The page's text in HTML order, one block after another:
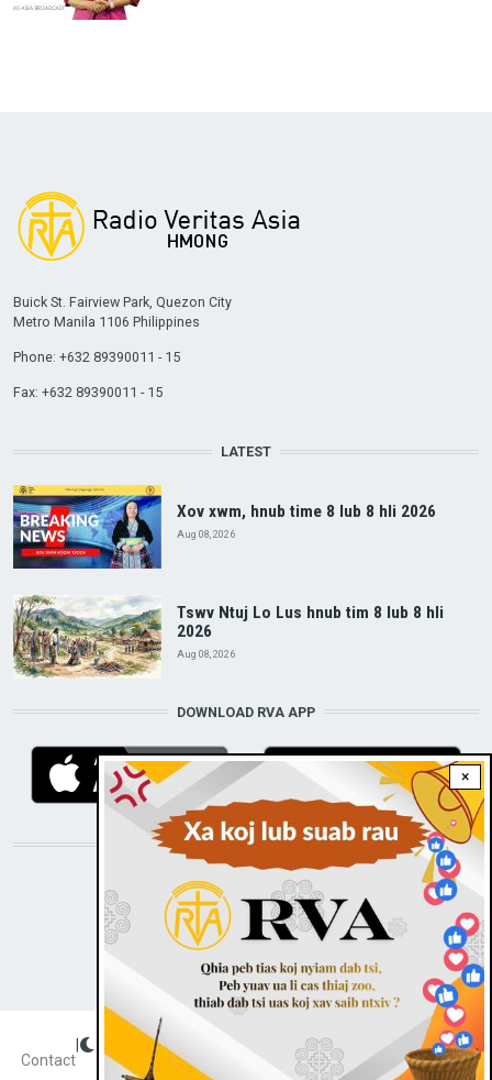
×
Buick St. Fairview Park, Quezon City
Metro Manila 1106 Philippines
Phone: +632 89390011 - 15
Fax: +632 89390011 - 15
LATEST
Xov xwm, hnub time 8 lub 8 hli 2026
Aug 08, 2026
Tswv Ntuj Lo Lus hnub tim 8 lub 8 hli
2026
Aug 08, 2026
DOWNLOAD RVA APP
STAY CONNECTED WITH US!
Contact
Dark theme